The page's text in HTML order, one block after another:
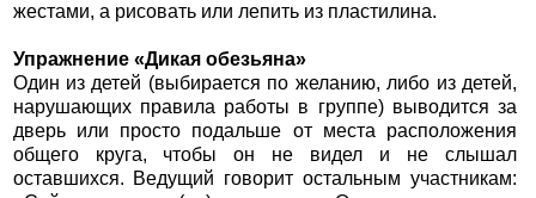
жестами, а рисовать или лепить из пластилина.
Упражнение «Дикая обезьяна»
Один из детей (выбирается по желанию, либо из детей,
нарушающих правила работы в группе) выводится за
дверь или просто подальше от места расположения
общего круга, чтобы он не видел и не слышал
оставшихся. Ведущий говорит остальным участникам: